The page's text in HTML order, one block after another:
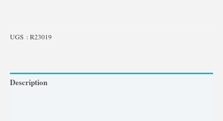
UGS : R23019
Description